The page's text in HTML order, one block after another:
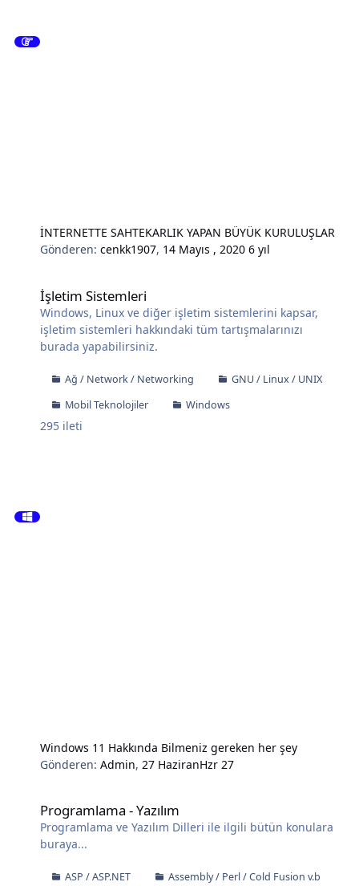
İNTERNETTE SAHTEKARLIK YAPAN BÜYÜK KURULUŞLAR
Gönderen:cenkk1907, 14 Mayıs , 20206 yıl
İşletim Sistemleri
Windows, Linux ve diğer işletim sistemlerini kapsar,
işletim sistemleri hakkındaki tüm tartışmalarınızı
burada yapabilirsiniz.
Ağ / Network / Networking
GNU / Linux / UNIX
Mobil Teknolojiler
Windows
295 ileti
Windows 11 Hakkında Bilmeniz gereken her şey
Gönderen:Admin, 27 HaziranHzr 27
Programlama - Yazılım
Programlama ve Yazılım Dilleri ile ilgili bütün konulara
buraya...
ASP / ASP.NET
Assembly / Perl / Cold Fusion v.b